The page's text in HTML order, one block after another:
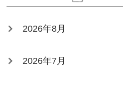
2026年8月
2026年7月